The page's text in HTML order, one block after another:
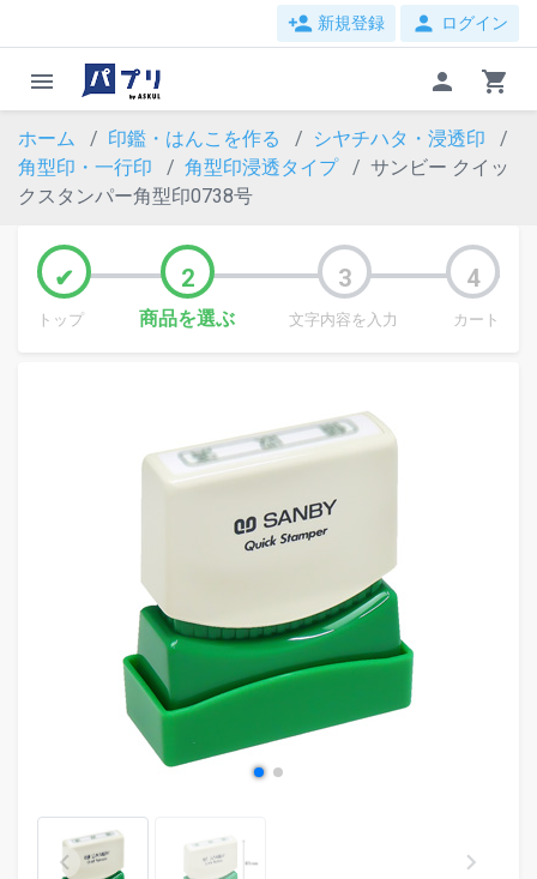
person_add 新規登録 person ログイン
menu person shopping_cart
ホーム 印鑑・はんこを作る
シヤチハタ・浸透印
角型印・一行印
角型印浸透タイプ
サンビー クイッ
クスタンパー角型印0738号
トップ 商品を選ぶ 文字内容を入力 カート
keyboard_arrow_left keyboard_arrow_right